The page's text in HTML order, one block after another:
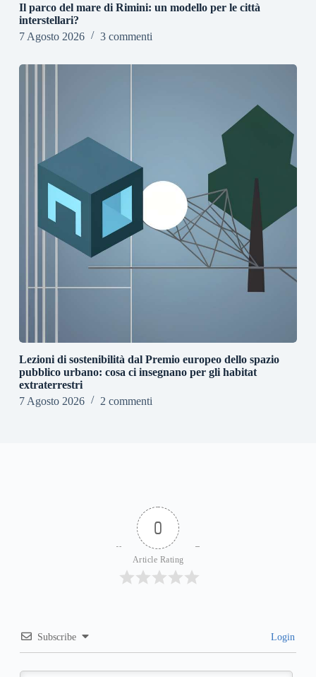
Il parco del mare di Rimini: un modello per le città
interstellari?
7 Agosto 2026
3 commenti
Lezioni di sostenibilità dal Premio europeo dello spazio
pubblico urbano: cosa ci insegnano per gli habitat
extraterrestri
7 Agosto 2026
2 commenti
0
Article Rating
Subscribe Login